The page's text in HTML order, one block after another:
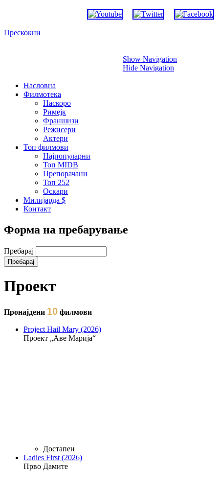
Прескокни
Show Navigation
Hide Navigation
Насловна
Филмотека
Наскоро
Римејк
Франшизи
Режисери
Актери
Топ филмови
Најпопуларни
Топ MIDB
Препорачани
Топ 252
Оскари
Милијарда $
Контакт
Форма на пребарување
Пребарај
Проект
Пронајдени 10 филмови
Project Hail Mary (2026)
Проект „Аве Марија“
Достапен
Ladies First (2026)
Прво Дамите